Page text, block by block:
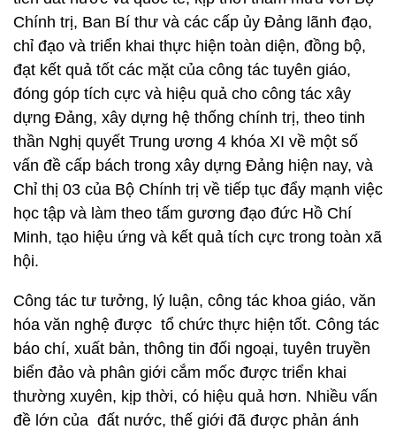
Chính trị, Ban Bí thư và các cấp ủy Đảng lãnh đạo,
chỉ đạo và triển khai thực hiện toàn diện, đồng bộ,
đạt kết quả tốt các mặt của công tác tuyên giáo,
đóng góp tích cực và hiệu quả cho công tác xây
dựng Đảng, xây dựng hệ thống chính trị, theo tinh
thần Nghị quyết Trung ương 4 khóa XI về một số
vấn đề cấp bách trong xây dựng Đảng hiện nay, và
Chỉ thị 03 của Bộ Chính trị về tiếp tục đẩy mạnh việc
học tập và làm theo tấm gương đạo đức Hồ Chí
Minh, tạo hiệu ứng và kết quả tích cực trong toàn xã
hội.
Công tác tư tưởng, lý luận, công tác khoa giáo, văn
hóa văn nghệ được tổ chức thực hiện tốt. Công tác
báo chí, xuất bản, thông tin đối ngoại, tuyên truyền
biển đảo và phân giới cắm mốc được triển khai
thường xuyên, kịp thời, có hiệu quả hơn. Nhiều vấn
đề lớn của đất nước, thế giới đã được phản ánh